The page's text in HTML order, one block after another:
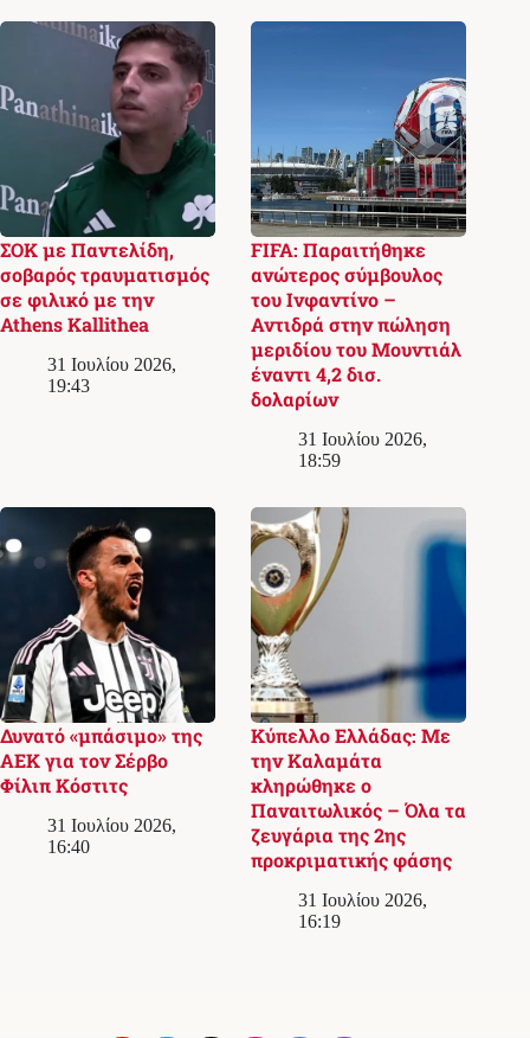
ΣΟΚ με Παντελίδη,
σοβαρός τραυματισμός
σε φιλικό με την
Athens Kallithea
31 Ιουλίου 2026,
19:43
FIFA: Παραιτήθηκε
ανώτερος σύμβουλος
του Ινφαντίνο –
Αντιδρά στην πώληση
μεριδίου του Μουντιάλ
έναντι 4,2 δισ.
δολαρίων
31 Ιουλίου 2026,
18:59
Δυνατό «μπάσιμο» της
ΑΕΚ για τον Σέρβο
Φίλιπ Κόστιτς
31 Ιουλίου 2026,
16:40
Κύπελλο Ελλάδας: Με
την Καλαμάτα
κληρώθηκε ο
Παναιτωλικός – Όλα τα
ζευγάρια της 2ης
προκριματικής φάσης
31 Ιουλίου 2026,
16:19